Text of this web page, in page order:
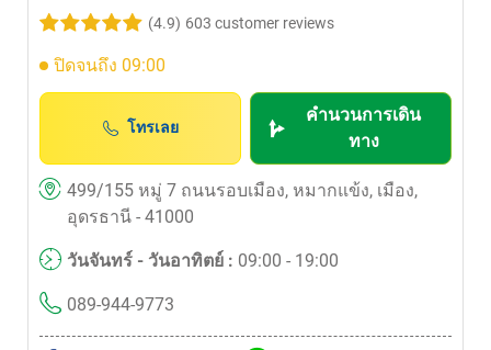
(4.9) 603 customer reviews
ปิดจนถึง 09:00
โทรเลย
คำนวนการเดิน
ทาง
499/155 หมู่ 7 ถนนรอบเมือง, หมากแข้ง, เมือง,
อุดรธานี - 41000
วันจันทร์ - วันอาทิตย์ : 09:00 - 19:00
089-944-9773